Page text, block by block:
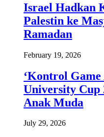
Israel Hadkan
Palestin ke
Ramadan
February 19, 2026
‘Kontrol Game
University Cup
Anak Muda
July 29, 2026